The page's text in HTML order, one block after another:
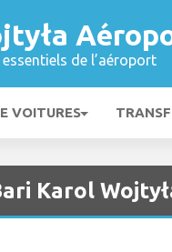
de l’aéroport
VOITURES
Karol